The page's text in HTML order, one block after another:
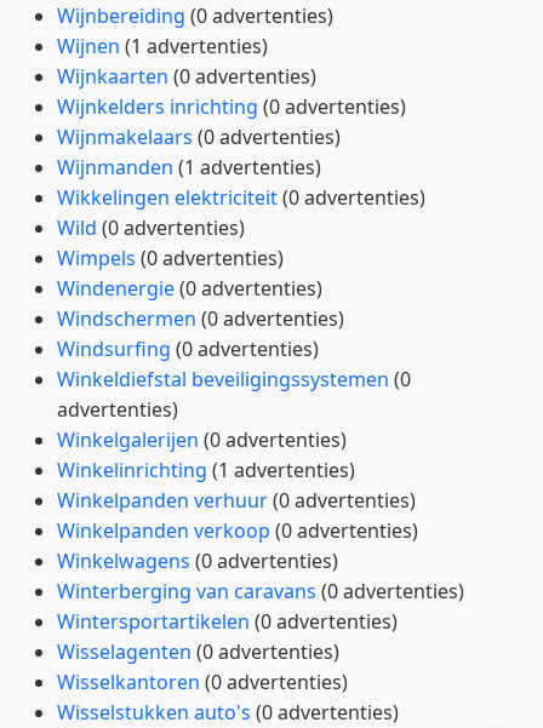
Wijnbereiding (0 advertenties)
Wijnen (1 advertenties)
Wijnkaarten (0 advertenties)
Wijnkelders inrichting (0 advertenties)
Wijnmakelaars (0 advertenties)
Wijnmanden (1 advertenties)
Wikkelingen elektriciteit(0 advertenties)
Wild (0 advertenties)
Wimpels (0 advertenties)
Windenergie(0 advertenties)
Windschermen (0 advertenties)
Windsurfing (0 advertenties)
Winkeldiefstal beveiligingssystemen (0
advertenties)
Winkelgalerijen (0 advertenties)
Winkelinrichting (1 advertenties)
Winkelpanden verhuur(0 advertenties)
Winkelpanden verkoop (0 advertenties)
Winkelwagens (0 advertenties)
Winterberging van caravans (0 advertenties)
Wintersportartikelen (0 advertenties)
Wisselagenten (0 advertenties)
Wisselkantoren (0 advertenties)
Wisselstukken auto's (0 advertenties)